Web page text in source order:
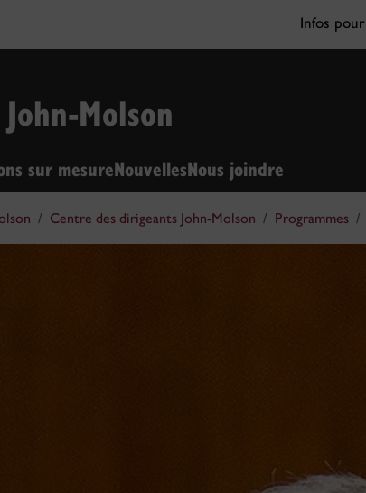
Infos pour
Molson
sur mesureNouvellesNous joindre
Centre des dirigeants John-Molson Programmes